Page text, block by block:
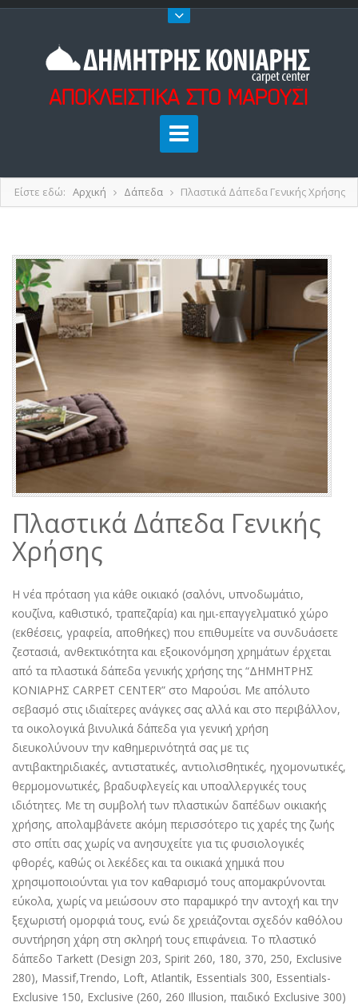
Είστε εδώ: Αρχική Δάπεδα Πλαστικά Δάπεδα Γενικής Χρήσης
Πλαστικά Δάπεδα Γενικής
Χρήσης
Η νέα πρόταση για κάθε οικιακό (σαλόνι, υπνοδωμάτιο,
κουζίνα, καθιστικό, τραπεζαρία) και ημι-επαγγελματικό χώρο
(εκθέσεις, γραφεία, αποθήκες) που επιθυμείτε να συνδυάσετε
ζεστασιά, ανθεκτικότητα και εξοικονόμηση χρημάτων έρχεται
από τα πλαστικά δάπεδα γενικής χρήσης της “ΔΗΜΗΤΡΗΣ
ΚΟΝΙΑΡΗΣ CARPET CENTER” στο Μαρούσι. Με απόλυτο
σεβασμό στις ιδιαίτερες ανάγκες σας αλλά και στο περιβάλλον,
τα οικολογικά βινυλικά δάπεδα για γενική χρήση
διευκολύνουν την καθημερινότητά σας με τις
αντιβακτηριδιακές, αντιστατικές, αντιολισθητικές, ηχομονωτικές,
θερμομονωτικές, βραδυφλεγείς και υποαλλεργικές τους
ιδιότητες. Με τη συμβολή των πλαστικών δαπέδων οικιακής
χρήσης, απολαμβάνετε ακόμη περισσότερο τις χαρές της ζωής
στο σπίτι σας χωρίς να ανησυχείτε για τις φυσιολογικές
φθορές, καθώς οι λεκέδες και τα οικιακά χημικά που
χρησιμοποιούνται για τον καθαρισμό τους απομακρύνονται
εύκολα, χωρίς να μειώσουν στο παραμικρό την αντοχή και την
ξεχωριστή ομορφιά τους, ενώ δε χρειάζονται σχεδόν καθόλου
συντήρηση χάρη στη σκληρή τους επιφάνεια. Το πλαστικό
δάπεδο Tarkett (Design 203, Spirit 260, 180, 370, 250, Exclusive
280), Massif,Trendo, Loft, Atlantik, Essentials 300, Essentials-
Exclusive 150, Exclusive (260, 260 Illusion, παιδικό Exclusive 300)